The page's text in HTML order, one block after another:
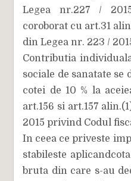
Legea nr.227 /
coroborat cu art.31
din Legea nr. 223 /
Contributia
sociale de sanatate
cotei de 10 % la
art.156 si art.157
2015 privind Codul
In ceea ce priveste
stabileste
bruta din care s-au